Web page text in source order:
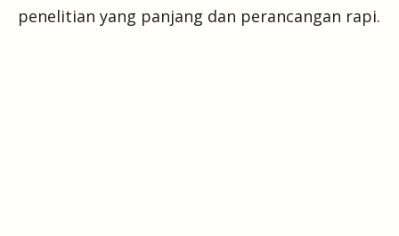
penelitian yang panjang dan perancangan rapi.